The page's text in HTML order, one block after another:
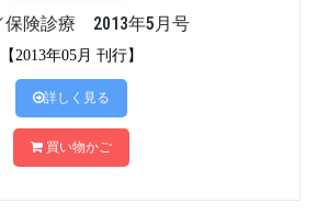
保険診療 2013年5月号
【2013年05月 刊行】
詳しく見る
買い物かご